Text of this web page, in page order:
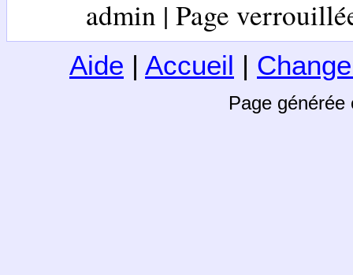
admin | Page
Aide | Accueil |
Page générée